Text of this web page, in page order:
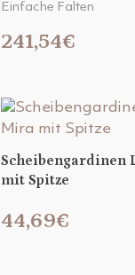
Einfache Falten
241,54€
Scheibengardinen
mit Spitze
44,69€